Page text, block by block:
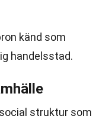
känd som
handelsstad.
struktur som